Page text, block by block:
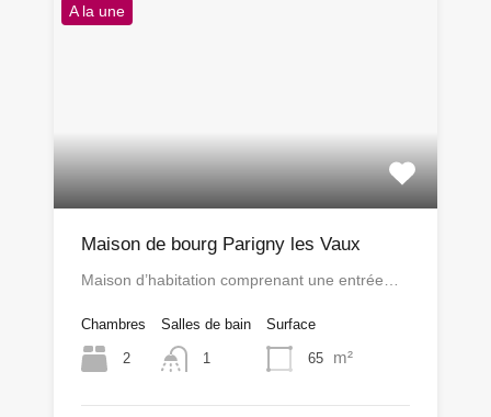
A la une
Maison de bourg Parigny les Vaux
Maison d’habitation comprenant une entrée…
Chambres
2
Salles de bain
1
Surface
65 m²